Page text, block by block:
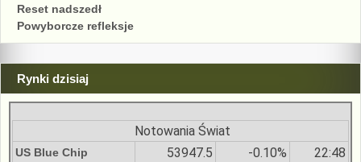
Reset nadszedł
Powyborcze refleksje
Rynki dzisiaj
Notowania Świat
US Blue Chip 53947.5 -0.10% 22:48